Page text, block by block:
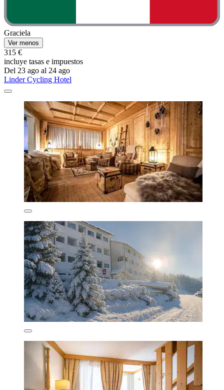
Graciela
Ver menos
315 €
incluye tasas e impuestos
Del 23 ago al 24 ago
Linder Cycling Hotel